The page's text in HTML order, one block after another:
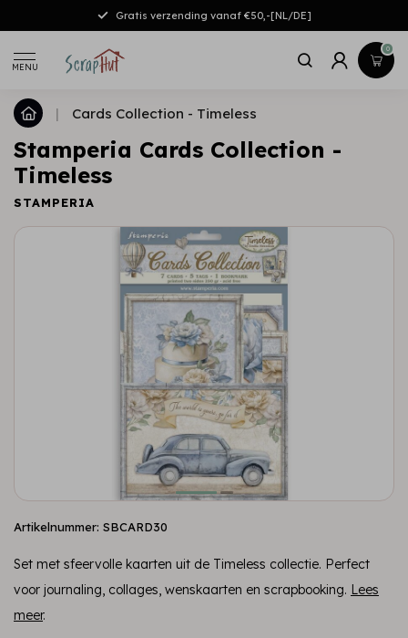
Gratis verzending vanaf €50,-[NL/DE]
MENU
0
| Cards Collection - Timeless
Stamperia Cards Collection -
Timeless
STAMPERIA
Artikelnummer: SBCARD30
Set met sfeervolle kaarten uit de Timeless collectie. Perfect
voor journaling, collages, wenskaarten en scrapbooking. Lees
meer.